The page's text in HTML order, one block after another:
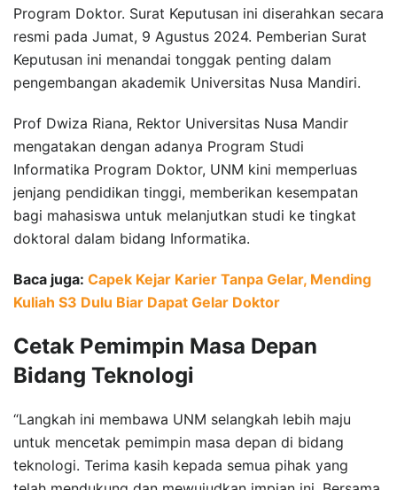
Program Doktor. Surat Keputusan ini diserahkan secara
resmi pada Jumat, 9 Agustus 2024. Pemberian Surat
Keputusan ini menandai tonggak penting dalam
pengembangan akademik Universitas Nusa Mandiri.
Prof Dwiza Riana, Rektor Universitas Nusa Mandir
mengatakan dengan adanya Program Studi
Informatika Program Doktor, UNM kini memperluas
jenjang pendidikan tinggi, memberikan kesempatan
bagi mahasiswa untuk melanjutkan studi ke tingkat
doktoral dalam bidang Informatika.
Baca juga: Capek Kejar Karier Tanpa Gelar, Mending
Kuliah S3 Dulu Biar Dapat Gelar Doktor
Cetak Pemimpin Masa Depan
Bidang Teknologi
“Langkah ini membawa UNM selangkah lebih maju
untuk mencetak pemimpin masa depan di bidang
teknologi. Terima kasih kepada semua pihak yang